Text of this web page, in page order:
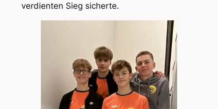
verdienten Sieg sicherte.